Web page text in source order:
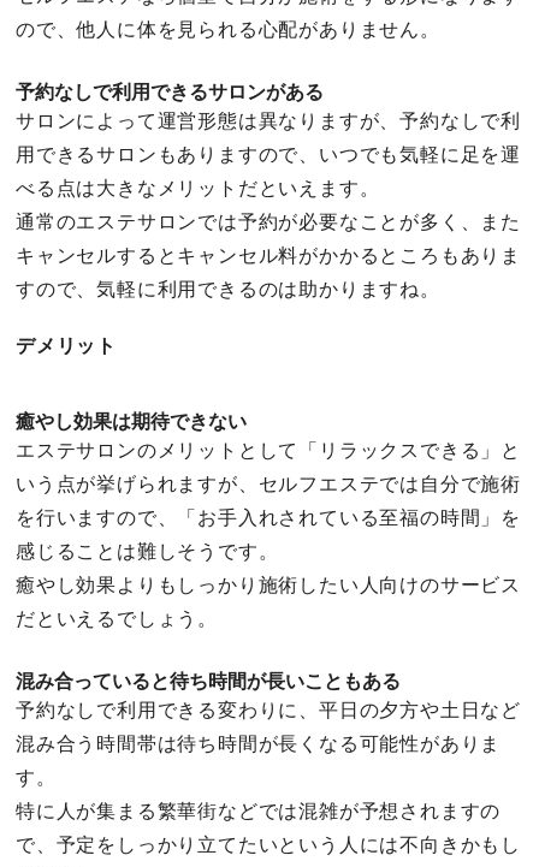
ので、他人に体を見られる心配がありません。
予約なしで利用できるサロンがある
サロンによって運営形態は異なりますが、予約なしで利
用できるサロンもありますので、いつでも気軽に足を運
べる点は大きなメリットだといえます。
通常のエステサロンでは予約が必要なことが多く、また
キャンセルするとキャンセル料がかかるところもありま
すので、気軽に利用できるのは助かりますね。
デメリット
癒やし効果は期待できない
エステサロンのメリットとして「リラックスできる」と
いう点が挙げられますが、セルフエステでは自分で施術
を行いますので、「お手入れされている至福の時間」を
感じることは難しそうです。
癒やし効果よりもしっかり施術したい人向けのサービス
だといえるでしょう。
混み合っていると待ち時間が長いこともある
予約なしで利用できる変わりに、平日の夕方や土日など
混み合う時間帯は待ち時間が長くなる可能性がありま
す。
特に人が集まる繁華街などでは混雑が予想されますの
で、予定をしっかり立てたいという人には不向きかもし